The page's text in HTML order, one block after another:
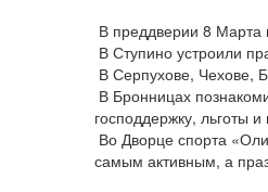
В преддверии 8 Марта
В Ступино устроили
В Серпухове, Чехове,
В Бронницах
господдержку, льготы
Во Дворце спорта
самым активным, а